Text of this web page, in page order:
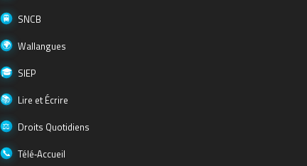
SNCB
Wallangues
SIEP
Lire et Écrire
Droits Quotidiens
Télé‑Accueil